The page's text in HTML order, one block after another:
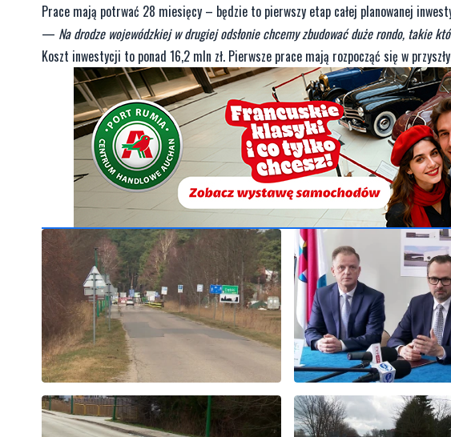
Prace mają potrwać 28 miesięcy – będzie to pierwszy etap całej planowanej
— Na drodze wojewódzkiej w drugiej odsłonie chcemy zbudować duże rondo, takie
Koszt inwestycji to ponad 16,2 mln zł. Pierwsze prace mają rozpocząć się w